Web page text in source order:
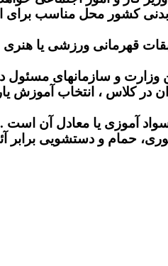
بدنی کشور محل مناسب
قهرمانی ورزشی یا
وزارت و سازمانهای
در کلاس ، انتخاب آموزش
آموزی یا معادل آن است .
حمام و دستشویی